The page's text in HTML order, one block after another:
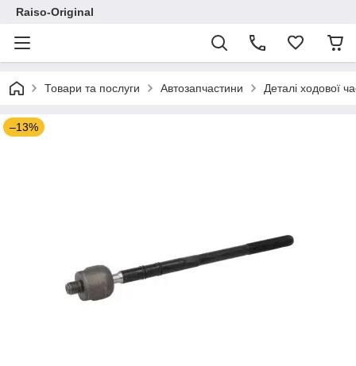
Raiso-Original
Товари та послуги Автозапчастини Деталі ходової
–13%